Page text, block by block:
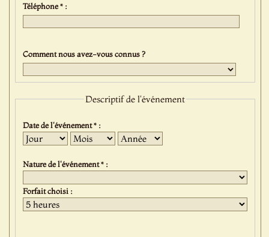
Téléphone * :
Comment nous avez-vous connus ?
Descriptif de l'événement
Date de l'événement * :
Jour Mois Année
Nature de l'événement * :
Forfait choisi :